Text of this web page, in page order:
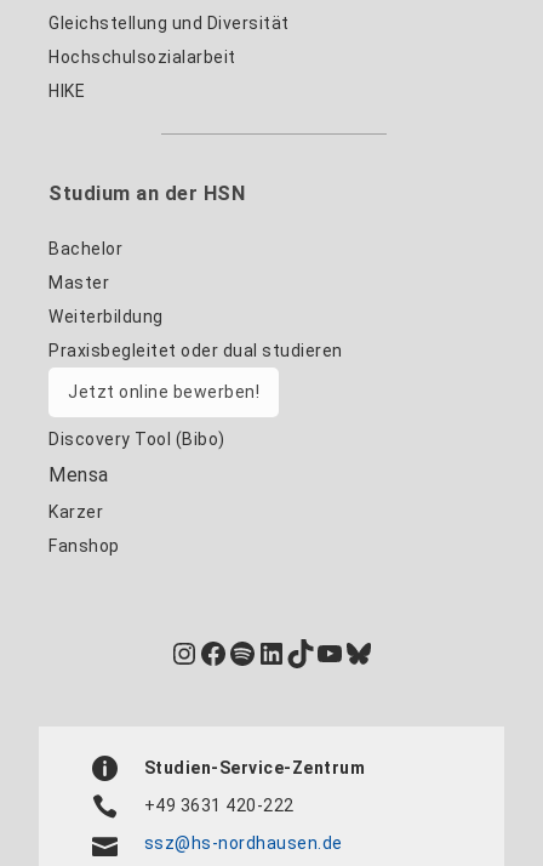
Gleichstellung und Diversität
Hochschulsozialarbeit
HIKE
Studium an der HSN
Bachelor
Master
Weiterbildung
Praxisbegleitet oder dual studieren
Jetzt online bewerben!
Discovery Tool (Bibo)
Mensa
Karzer
Fanshop
Instagram
Facebook
Spotify
LinkedIn
TikTok
YouTube
Bluesky
Studien-Service-Zentrum
+49 3631 420-222
ssz@hs-nordhausen.de